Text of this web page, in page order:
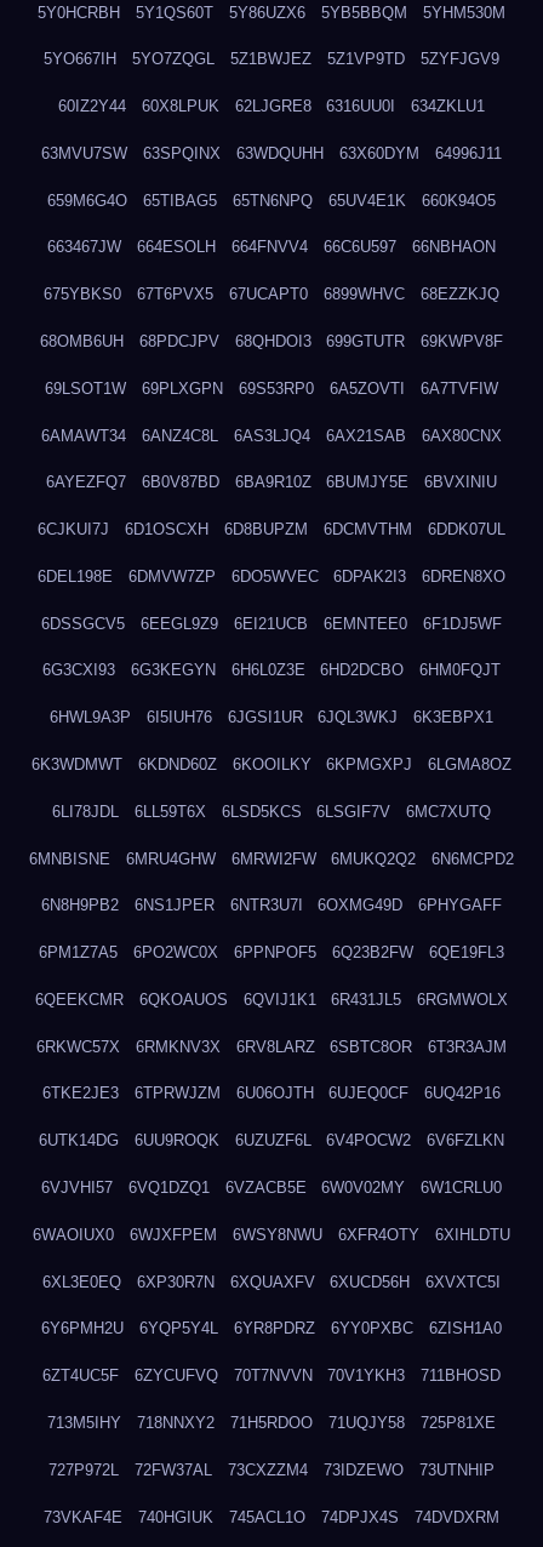
5Y0HCRBH 5Y1QS60T 5Y86UZX6 5YB5BBQM 5YHM530M
5YO667IH 5YO7ZQGL 5Z1BWJEZ 5Z1VP9TD 5ZYFJGV9
60IZ2Y44 60X8LPUK 62LJGRE8 6316UU0I 634ZKLU1
63MVU7SW 63SPQINX 63WDQUHH 63X60DYM 64996J11
659M6G4O 65TIBAG5 65TN6NPQ 65UV4E1K 660K94O5
663467JW 664ESOLH 664FNVV4 66C6U597 66NBHAON
675YBKS0 67T6PVX5 67UCAPT0 6899WHVC 68EZZKJQ
68OMB6UH 68PDCJPV 68QHDOI3 699GTUTR 69KWPV8F
69LSOT1W 69PLXGPN 69S53RP0 6A5ZOVTI 6A7TVFIW
6AMAWT34 6ANZ4C8L 6AS3LJQ4 6AX21SAB 6AX80CNX
6AYEZFQ7 6B0V87BD 6BA9R10Z 6BUMJY5E 6BVXINIU
6CJKUI7J 6D1OSCXH 6D8BUPZM 6DCMVTHM 6DDK07UL
6DEL198E 6DMVW7ZP 6DO5WVEC 6DPAK2I3 6DREN8XO
6DSSGCV5 6EEGL9Z9 6EI21UCB 6EMNTEE0 6F1DJ5WF
6G3CXI93 6G3KEGYN 6H6L0Z3E 6HD2DCBO 6HM0FQJT
6HWL9A3P 6I5IUH76 6JGSI1UR 6JQL3WKJ 6K3EBPX1
6K3WDMWT 6KDND60Z 6KOOILKY 6KPMGXPJ 6LGMA8OZ
6LI78JDL 6LL59T6X 6LSD5KCS 6LSGIF7V 6MC7XUTQ
6MNBISNE 6MRU4GHW 6MRWI2FW 6MUKQ2Q2 6N6MCPD2
6N8H9PB2 6NS1JPER 6NTR3U7I 6OXMG49D 6PHYGAFF
6PM1Z7A5 6PO2WC0X 6PPNPOF5 6Q23B2FW 6QE19FL3
6QEEKCMR 6QKOAUOS 6QVIJ1K1 6R431JL5 6RGMWOLX
6RKWC57X 6RMKNV3X 6RV8LARZ 6SBTC8OR 6T3R3AJM
6TKE2JE3 6TPRWJZM 6U06OJTH 6UJEQ0CF 6UQ42P16
6UTK14DG 6UU9ROQK 6UZUZF6L 6V4POCW2 6V6FZLKN
6VJVHI57 6VQ1DZQ1 6VZACB5E 6W0V02MY 6W1CRLU0
6WAOIUX0 6WJXFPEM 6WSY8NWU 6XFR4OTY 6XIHLDTU
6XL3E0EQ 6XP30R7N 6XQUAXFV 6XUCD56H 6XVXTC5I
6Y6PMH2U 6YQP5Y4L 6YR8PDRZ 6YY0PXBC 6ZISH1A0
6ZT4UC5F 6ZYCUFVQ 70T7NVVN 70V1YKH3 711BHOSD
713M5IHY 718NNXY2 71H5RDOO 71UQJY58 725P81XE
727P972L 72FW37AL 73CXZZM4 73IDZEWO 73UTNHIP
73VKAF4E 740HGIUK 745ACL1O 74DPJX4S 74DVDXRM